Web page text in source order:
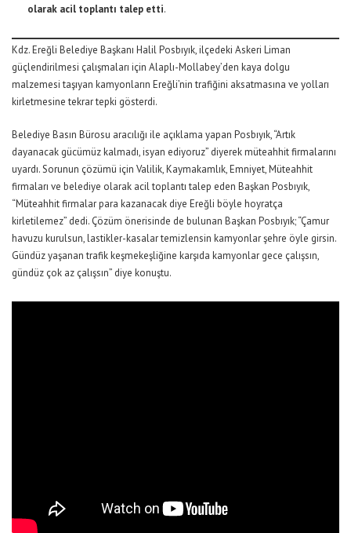
olarak acil toplantı talep etti.
Kdz. Ereğli Belediye Başkanı Halil Posbıyık, ilçedeki Askeri Liman
güçlendirilmesi çalışmaları için Alaplı-Mollabey’den kaya dolgu
malzemesi taşıyan kamyonların Ereğli’nin trafiğini aksatmasına ve yolları
kirletmesine tekrar tepki gösterdi.
Belediye Basın Bürosu aracılığı ile açıklama yapan Posbıyık, “Artık
dayanacak gücümüz kalmadı, isyan ediyoruz” diyerek müteahhit firmalarını
uyardı. Sorunun çözümü için Valilik, Kaymakamlık, Emniyet, Müteahhit
firmaları ve belediye olarak acil toplantı talep eden Başkan Posbıyık,
“Müteahhit firmalar para kazanacak diye Ereğli böyle hoyratça
kirletilemez” dedi. Çözüm önerisinde de bulunan Başkan Posbıyık; “Çamur
havuzu kurulsun, lastikler-kasalar temizlensin kamyonlar şehre öyle girsin.
Gündüz yaşanan trafik keşmekeşliğine karşıda kamyonlar gece çalışsın,
gündüz çok az çalışsın” diye konuştu.